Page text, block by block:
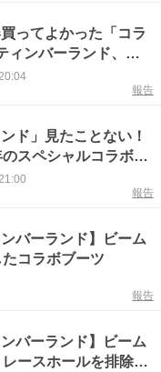
ってよかった「コラ
ィンバーランド、大
！
報告
ド」見たことない！
のスペシャルコラボが
ウェアまで全6型で
報告
バーランド】ビーム
コラボブーツ
報告
バーランド】ビーム
ースホールを排除し